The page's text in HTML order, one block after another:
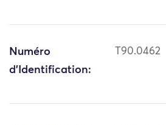
Numéro
d'Identification:
T90.0462